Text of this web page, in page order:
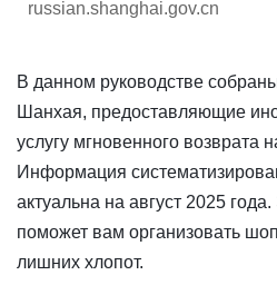
russian.shanghai.gov.cn
В данном руководстве
Шанхая, предоставляющие
услугу мгновенного возврата
Информация
актуальна на август 2025
поможет вам организовать
лишних хлопот.